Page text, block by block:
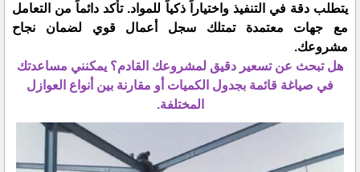
يتطلب دقة في التنفيذ واختياراً ذكياً للمواد. تأكد دائماً من التعامل
مع جهات معتمدة تمتلك سجل أعمال قوي لضمان نجاح
مشروعك.
​هل تبحث عن تسعير دقيق لمشروعك القادم؟ يمكنني مساعدتك
في صياغة قائمة بجدول الكميات أو مقارنة بين أنواع العوازل
المختلفة.